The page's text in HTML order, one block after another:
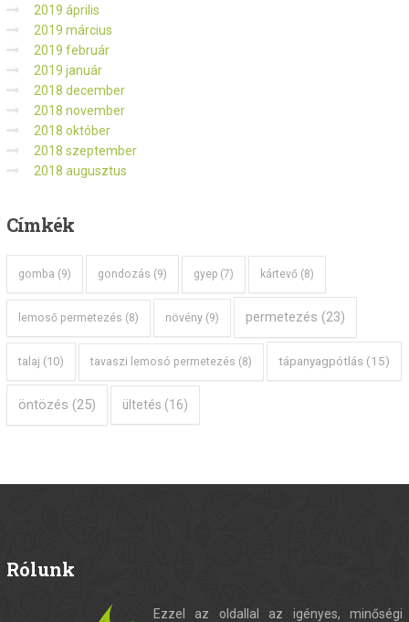
2019 április
2019 március
2019 február
2019 január
2018 december
2018 november
2018 október
2018 szeptember
2018 augusztus
Címkék
gomba (9) gondozás (9) gyep (7) kártevő (8)
lemoső permetezés (8) növény (9) permetezés (23)
talaj (10) tavaszi lemosó permetezés (8) tápanyagpótlás (15)
öntözés (25) ültetés (16)
Rólunk
Ezzel az oldallal az igényes, minőségi